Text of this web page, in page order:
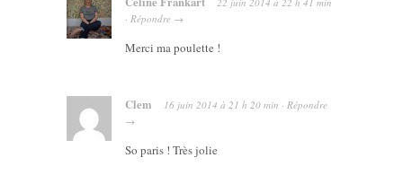
· Répondre →
Merci ma poulette !
Clem 16 juin 2014 à 21 h 20 min · Répondre
→
So paris ! Très jolie